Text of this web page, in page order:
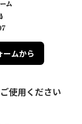
ームから
使用ください